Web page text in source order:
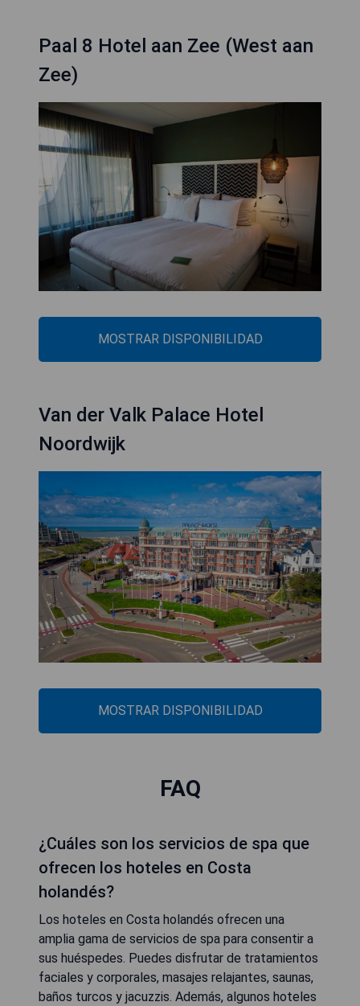
Paal 8 Hotel aan Zee (West aan
Zee)
MOSTRAR DISPONIBILIDAD
Van der Valk Palace Hotel
Noordwijk
MOSTRAR DISPONIBILIDAD
FAQ
¿Cuáles son los servicios de spa que
ofrecen los hoteles en Costa
holandés?
Los hoteles en Costa holandés ofrecen una
amplia gama de servicios de spa para consentir a
sus huéspedes. Puedes disfrutar de tratamientos
faciales y corporales, masajes relajantes, saunas,
baños turcos y jacuzzis. Además, algunos hoteles